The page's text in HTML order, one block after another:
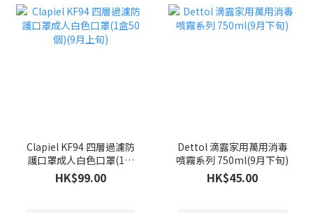
Clapiel KF94 四層過濾防
護口罩成人白色口罩(1盒
50個)(9月上旬)
HK$99.00
Dettol 滴露家用萬用消毒
噴霧系列 750ml(9月下旬)
HK$45.00